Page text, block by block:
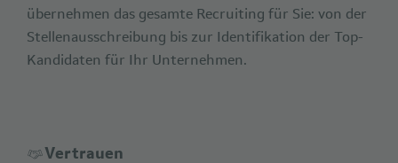
übernehmen das gesamte Recruiting für Sie: von der
Stellenausschreibung bis zur Identifikation der Top-
Kandidaten für Ihr Unternehmen.
Vertrauen